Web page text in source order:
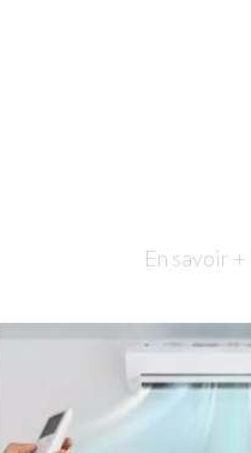
En savoir +